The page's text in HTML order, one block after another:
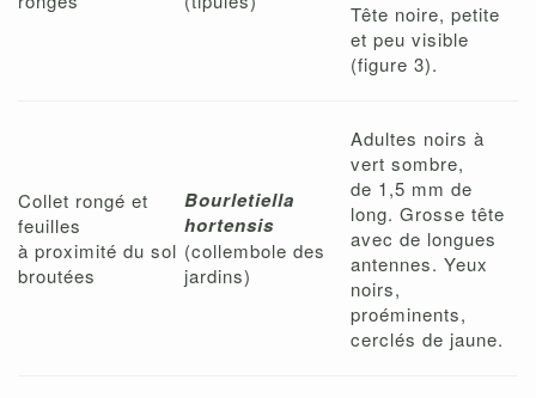
Tête noire, petite
et peu visible
(figure 3).
Collet rongé et
feuilles
à proximité du sol
broutées
Bourletiella
hortensis
(collembole des
jardins)
Adultes noirs à
vert sombre,
de 1,5 mm de
long. Grosse tête
avec de longues
antennes. Yeux
noirs,
proéminents,
cerclés de jaune.